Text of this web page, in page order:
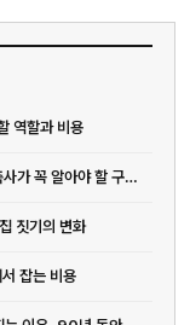
역할과 비용
[건축] 기존 건축물 리모델링 시 허가 vs 신고 - 건축사가 꼭 알아야 할 구분 기준
짓기의 변화
잡는 비용